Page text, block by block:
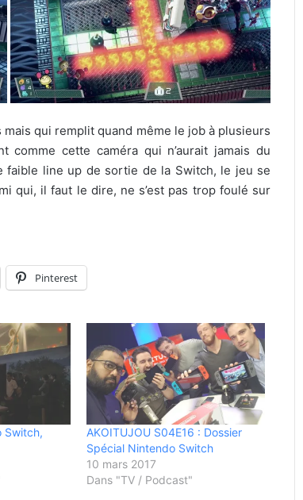
qui remplit quand même le job à plusieurs
comme cette caméra qui n’aurait jamais du
faible line up de sortie de la Switch, le jeu se
qui, il faut le dire, ne s’est pas trop foulé sur
Pinterest
Switch,
AKOITUJOU S04E16 : Dossier
Spécial Nintendo Switch
10 mars 2017
Dans "TV / Podcast"